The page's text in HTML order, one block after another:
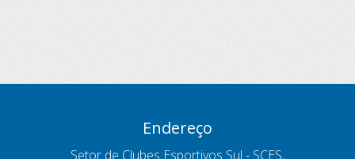
Endereço
Setor de Clubes Esportivos Sul - SCES,